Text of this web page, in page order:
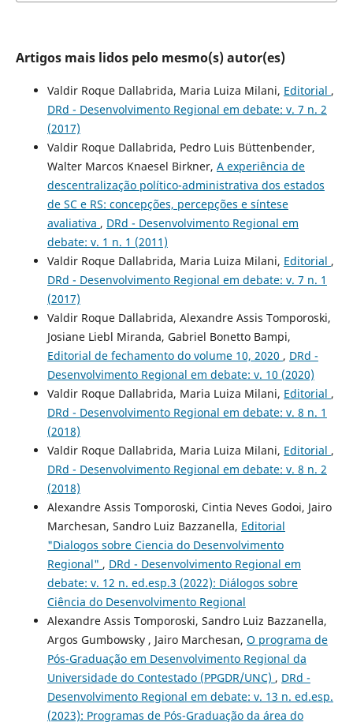
Artigos mais lidos pelo mesmo(s) autor(es)
Valdir Roque Dallabrida, Maria Luiza Milani, Editorial ,
DRd - Desenvolvimento Regional em debate: v. 7 n. 2
(2017)
Valdir Roque Dallabrida, Pedro Luis Büttenbender,
Walter Marcos Knaesel Birkner, A experiência de
descentralização político-administrativa dos estados
de SC e RS: concepções, percepções e síntese
avaliativa , DRd - Desenvolvimento Regional em
debate: v. 1 n. 1 (2011)
Valdir Roque Dallabrida, Maria Luiza Milani, Editorial ,
DRd - Desenvolvimento Regional em debate: v. 7 n. 1
(2017)
Valdir Roque Dallabrida, Alexandre Assis Tomporoski,
Josiane Liebl Miranda, Gabriel Bonetto Bampi,
Editorial de fechamento do volume 10, 2020 , DRd -
Desenvolvimento Regional em debate: v. 10 (2020)
Valdir Roque Dallabrida, Maria Luiza Milani, Editorial ,
DRd - Desenvolvimento Regional em debate: v. 8 n. 1
(2018)
Valdir Roque Dallabrida, Maria Luiza Milani, Editorial ,
DRd - Desenvolvimento Regional em debate: v. 8 n. 2
(2018)
Alexandre Assis Tomporoski, Cintia Neves Godoi, Jairo
Marchesan, Sandro Luiz Bazzanella, Editorial
"Dialogos sobre Ciencia do Desenvolvimento
Regional" , DRd - Desenvolvimento Regional em
debate: v. 12 n. ed.esp.3 (2022): Diálogos sobre
Ciência do Desenvolvimento Regional
Alexandre Assis Tomporoski, Sandro Luiz Bazzanella,
Argos Gumbowsky , Jairo Marchesan, O programa de
Pós-Graduação em Desenvolvimento Regional da
Universidade do Contestado (PPGDR/UNC) , DRd -
Desenvolvimento Regional em debate: v. 13 n. ed.esp.
(2023): Programas de Pós-Graduação da área do